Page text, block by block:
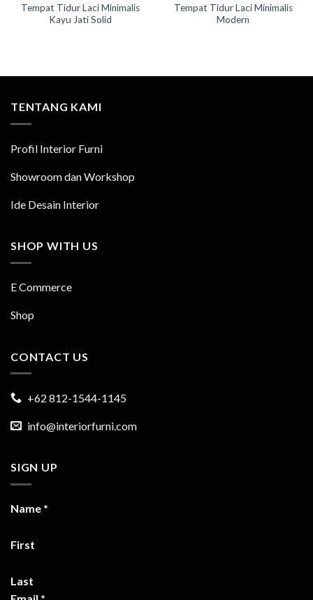
Tempat Tidur Laci Minimalis
Kayu Jati Solid
Tempat Tidur Laci Minimalis
Modern
TENTANG KAMI
Profil Interior Furni
Showroom dan Workshop
Ide Desain Interior
SHOP WITH US
E Commerce
Shop
CONTACT US
+62 812-1544-1145
info@interiorfurni.com
SIGN UP
Name *
First
Last